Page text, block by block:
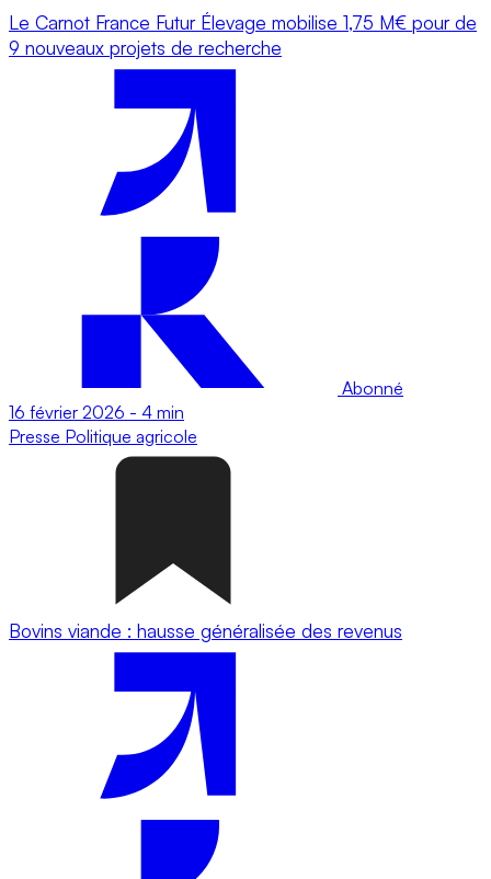
Le Carnot France Futur Élevage mobilise 1,75 M€ pour de
9 nouveaux projets de recherche
Abonné
16 février 2026 - 4 min
Presse Politique agricole
Bovins viande : hausse généralisée des revenus